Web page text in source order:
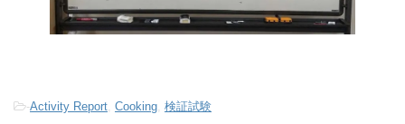
-Activity Report, Cooking, 検証試験